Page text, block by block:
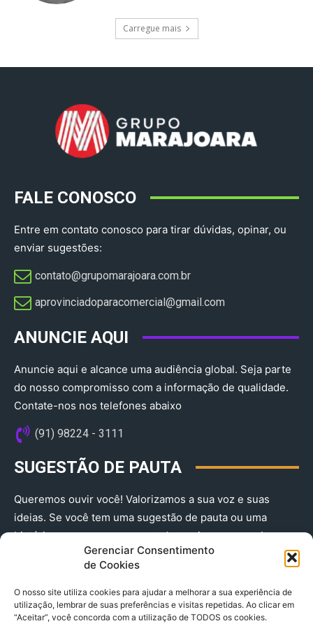
Gerenciar Consentimento
de Cookies
O nosso site utiliza cookies para ajudar a melhorar a sua experiência de
utilização, lembrar de suas preferências e visitas repetidas. Ao clicar em
“Aceitar”, você concorda com a utilização de TODOS os cookies.
Carregue mais
FALE CONOSCO
Entre em contato conosco para tirar dúvidas, opinar, ou
enviar sugestões:
contato@grupomarajoara.com.br
aprovinciadoparacomercial@gmail.com​
ANUNCIE AQUI
Anuncie aqui e alcance uma audiência global. Seja parte
do nosso compromisso com a informação de qualidade.
Contate-nos nos telefones abaixo
(91) 98224 - 3111
SUGESTÃO DE PAUTA
Queremos ouvir você! Valorizamos a sua voz e suas
ideias. Se você tem uma sugestão de pauta ou uma
história que merece ser contada, envie-nos agora!
(91) 98224 - 3111